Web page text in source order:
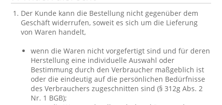
Der Kunde kann die Bestellung nicht gegenüber dem
Geschäft widerrufen, soweit es sich um die Lieferung
von Waren handelt,
wenn die Waren nicht vorgefertigt sind und für deren
Herstellung eine individuelle Auswahl oder
Bestimmung durch den Verbraucher maßgeblich ist
oder die eindeutig auf die persönlichen Bedürfnisse
des Verbrauchers zugeschnitten sind (§ 312g Abs. 2
Nr. 1 BGB);